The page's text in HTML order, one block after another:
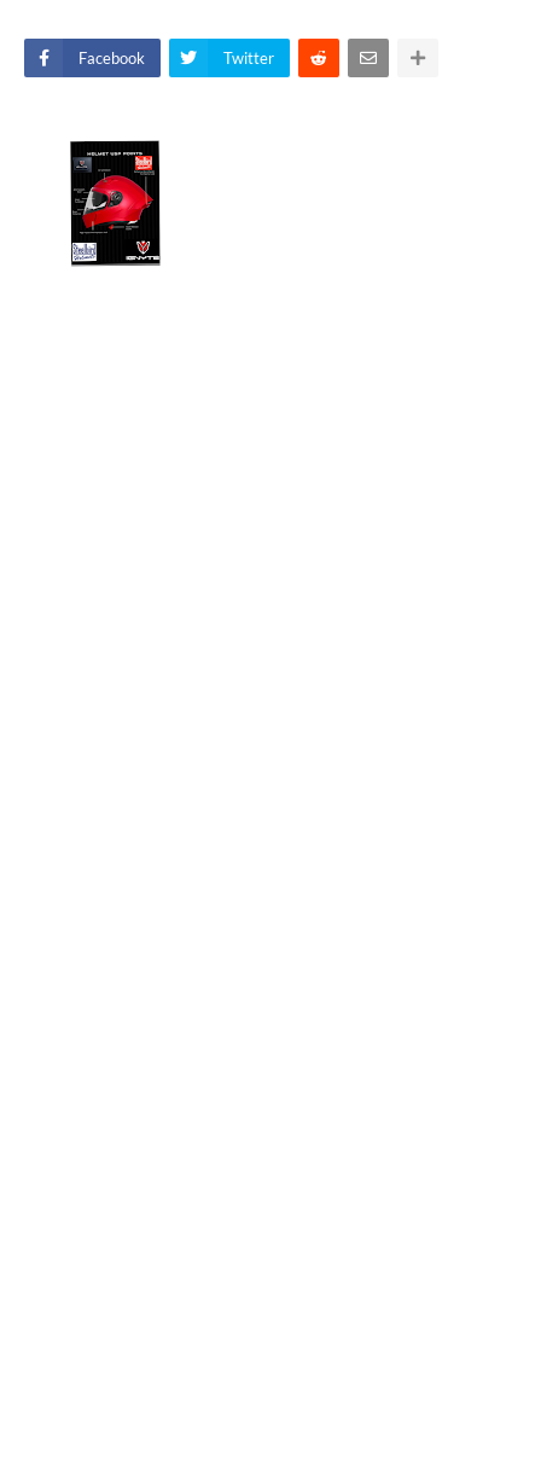
Facebook Twitter